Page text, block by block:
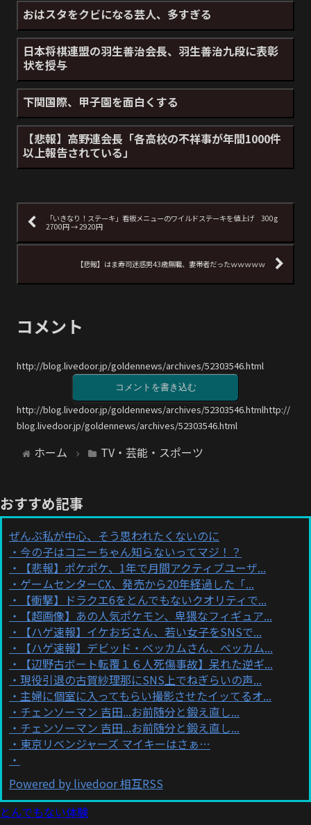
おはスタをクビになる芸人、多すぎる
日本将棋連盟の羽生善治会長、羽生善治九段に表彰
状を授与
下関国際、甲子園を面白くする
【悲報】高野連会長「各高校の不祥事が年間1000件
以上報告されている」
「いきなり！ステーキ」看板メニューのワイルドステーキを値上げ 300g
2700円 → 2920円
【悲報】はま寿司迷惑男43歳無職、妻帯者だったｗｗｗｗｗ
コメント
http://blog.livedoor.jp/goldennews/archives/52303546.html
コメントを書き込む
http://blog.livedoor.jp/goldennews/archives/52303546.htmlhttp://
blog.livedoor.jp/goldennews/archives/52303546.html
ホーム TV・芸能・スポーツ
おすすめ記事
ぜんぶ私が中心、そう思われたくないのに
今の子はコニーちゃん知らないってマジ！？
【悲報】ポケポケ、1年で月間アクティブユーザ...
ゲームセンターCX、発売から20年経過した「...
【衝撃】ドラクエ6をとんでもないクオリティで...
【超画像】あの人気ポケモン、卑猥なフィギュア...
【ハゲ速報】イケおぢさん、若い女子をSNSで...
【ハゲ速報】デビッド・ベッカムさん、ベッカム...
【辺野古ボート転覆１６人死傷事故】呆れた逆ギ...
現役引退の古賀紗理那にSNS上でねぎらいの声...
主婦に個室に入ってもらい撮影させたイッてるオ...
チェンソーマン 吉田...お前随分と鍛え直し...
チェンソーマン 吉田...お前随分と鍛え直し...
東京リベンジャーズ マイキーはさぁ…
Powered by livedoor 相互RSS
とんでもない体験